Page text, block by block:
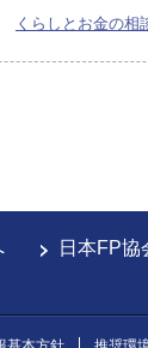
くらしとお金の相
日本FP協